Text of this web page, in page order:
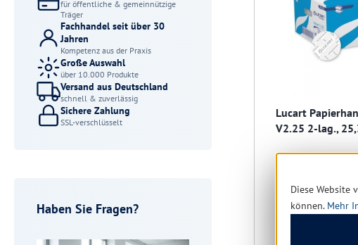
für öffentliche & gemeinnützige
Träger
Fachhandel seit über 30
Jahren
Kompetenz aus der Praxis
Große Auswahl
über 10.000 Produkte
Versand aus Deutschland
schnell & zuverlässig
Sichere Zahlung
SSL-verschlüsselt
Haben Sie Fragen?
Lucart
V2.25 2-lag.,
Sofort
Diese Website
können. Mehr